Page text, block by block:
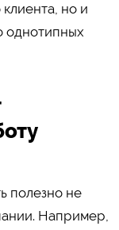
но и
однотипных
полезно не
Например,